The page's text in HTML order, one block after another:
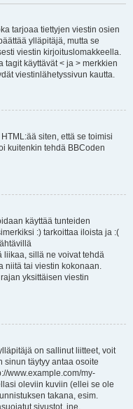
tarjoaa tiettyjen viestin osien
ylläpitäjä, mutta se
viestin kirjoituslomakkeella.
tagit käyttävät < ja > merkkien
viestinlähetyssivun kautta.
siten, että se toimisi
kuitenkin tehdä BBCoden
käyttää tunteiden
:) tarkoittaa iloista ja :(
liikaa, sillä ne voivat tehdä
niitä tai viestin kokonaan.
yksittäisen viestin
on sallinut liitteet, voit
sinun täytyy antaa osoite
www.example.com/my-
oleviin kuviin (ellei se ole
takana, esim.
sivustot, jne.